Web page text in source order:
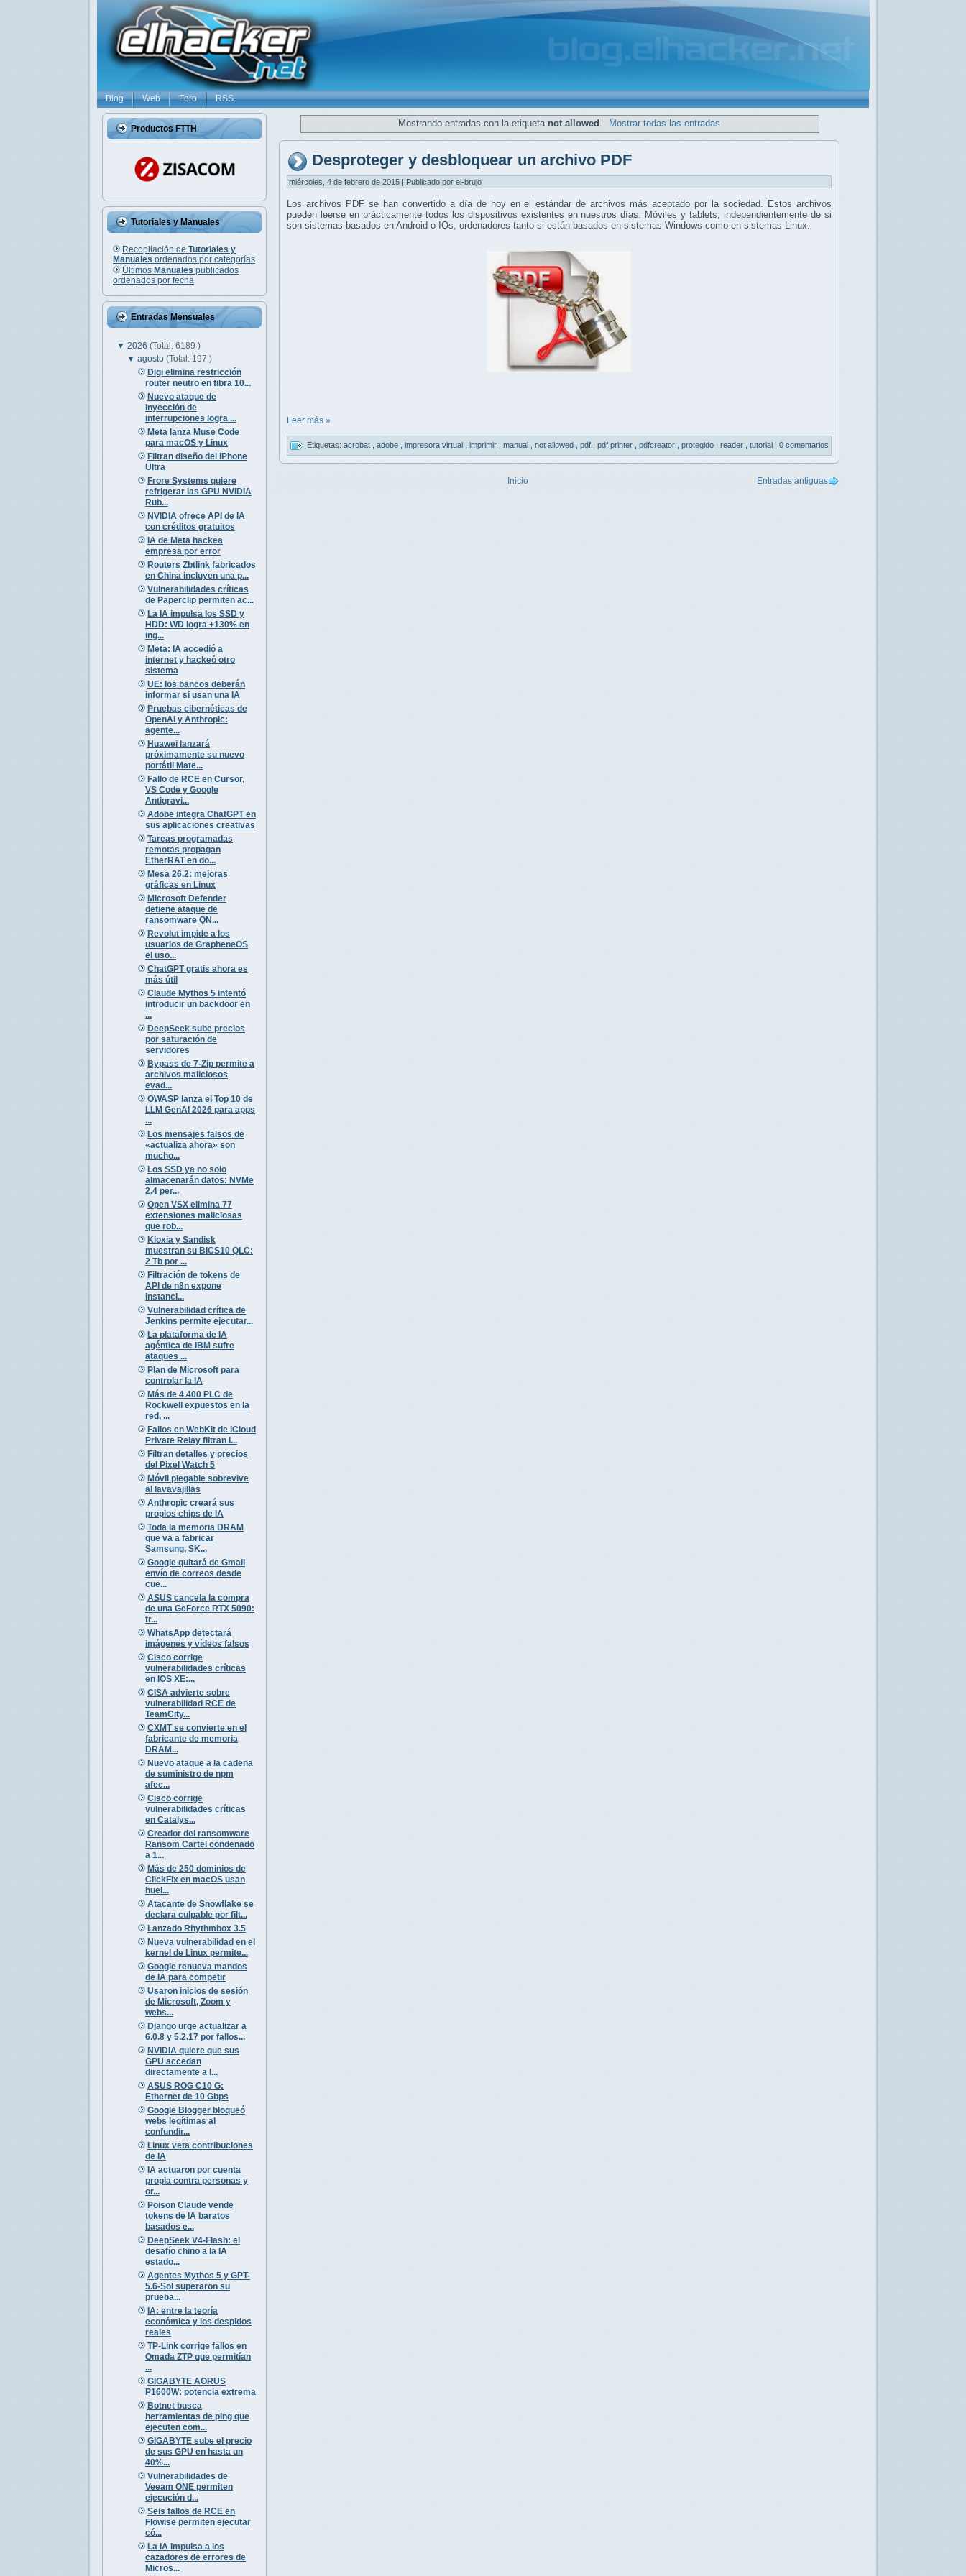
Blog Web Foro RSS
Productos FTTH
Tutoriales y Manuales
Recopilación de Tutoriales y
Manuales ordenados por categorías
Últimos Manuales publicados
ordenados por fecha
Entradas Mensuales
▼ 2026 (Total: 6189 )
▼agosto(Total: 197 )
Digi elimina restricción
router neutro en fibra 10...
Nuevo ataque de
inyección de
interrupciones logra ...
Meta lanza Muse Code
para macOS y Linux
Filtran diseño del iPhone
Ultra
Frore Systems quiere
refrigerar las GPU NVIDIA
Rub...
NVIDIA ofrece API de IA
con créditos gratuitos
IA de Meta hackea
empresa por error
Routers Zbtlink fabricados
en China incluyen una p...
Vulnerabilidades críticas
de Paperclip permiten ac...
La IA impulsa los SSD y
HDD: WD logra +130% en
ing...
Meta: IA accedió a
internet y hackeó otro
sistema
UE: los bancos deberán
informar si usan una IA
Pruebas cibernéticas de
OpenAI y Anthropic:
agente...
Huawei lanzará
próximamente su nuevo
portátil Mate...
Fallo de RCE en Cursor,
VS Code y Google
Antigravi...
Adobe integra ChatGPT en
sus aplicaciones creativas
Tareas programadas
remotas propagan
EtherRAT en do...
Mesa 26.2: mejoras
gráficas en Linux
Microsoft Defender
detiene ataque de
ransomware QN...
Revolut impide a los
usuarios de GrapheneOS
el uso...
ChatGPT gratis ahora es
más útil
Claude Mythos 5 intentó
introducir un backdoor en
...
DeepSeek sube precios
por saturación de
servidores
Bypass de 7-Zip permite a
archivos maliciosos
evad...
OWASP lanza el Top 10 de
LLM GenAI 2026 para apps
...
Los mensajes falsos de
«actualiza ahora» son
mucho...
Los SSD ya no solo
almacenarán datos: NVMe
2.4 per...
Open VSX elimina 77
extensiones maliciosas
que rob...
Kioxia y Sandisk
muestran su BiCS10 QLC:
2 Tb por ...
Filtración de tokens de
API de n8n expone
instanci...
Vulnerabilidad crítica de
Jenkins permite ejecutar...
La plataforma de IA
agéntica de IBM sufre
ataques ...
Plan de Microsoft para
controlar la IA
Más de 4.400 PLC de
Rockwell expuestos en la
red, ...
Fallos en WebKit de iCloud
Private Relay filtran I...
Filtran detalles y precios
del Pixel Watch 5
Móvil plegable sobrevive
al lavavajillas
Anthropic creará sus
propios chips de IA
Toda la memoria DRAM
que va a fabricar
Samsung, SK...
Google quitará de Gmail
envío de correos desde
cue...
ASUS cancela la compra
de una GeForce RTX 5090:
tr...
WhatsApp detectará
imágenes y vídeos falsos
Cisco corrige
vulnerabilidades críticas
en IOS XE:...
CISA advierte sobre
vulnerabilidad RCE de
TeamCity...
CXMT se convierte en el
fabricante de memoria
DRAM...
Nuevo ataque a la cadena
de suministro de npm
afec...
Cisco corrige
vulnerabilidades críticas
en Catalys...
Creador del ransomware
Ransom Cartel condenado
a 1...
Más de 250 dominios de
ClickFix en macOS usan
huel...
Atacante de Snowflake se
declara culpable por filt...
Lanzado Rhythmbox 3.5
Nueva vulnerabilidad en el
kernel de Linux permite...
Google renueva mandos
de IA para competir
Usaron inicios de sesión
de Microsoft, Zoom y
webs...
Django urge actualizar a
6.0.8 y 5.2.17 por fallos...
NVIDIA quiere que sus
GPU accedan
directamente a l...
ASUS ROG C10 G:
Ethernet de 10 Gbps
Google Blogger bloqueó
webs legítimas al
confundir...
Linux veta contribuciones
de IA
IA actuaron por cuenta
propia contra personas y
or...
Poison Claude vende
tokens de IA baratos
basados e...
DeepSeek V4-Flash: el
desafío chino a la IA
estado...
Agentes Mythos 5 y GPT-
5.6-Sol superaron su
prueba...
IA: entre la teoría
económica y los despidos
reales
TP-Link corrige fallos en
Omada ZTP que permitían
...
GIGABYTE AORUS
P1600W: potencia extrema
Botnet busca
herramientas de ping que
ejecuten com...
GIGABYTE sube el precio
de sus GPU en hasta un
40%...
Vulnerabilidades de
Veeam ONE permiten
ejecución d...
Seis fallos de RCE en
Flowise permiten ejecutar
có...
La IA impulsa a los
cazadores de errores de
Micros...
Mostrando entradas con la etiqueta not allowed Mostrar todas las entradas
Desproteger y desbloquear un archivo PDF
miércoles, 4 de febrero de 2015 | Publicado por el-brujo
Los archivos PDF se han convertido a día de hoy en el estándar de archivos más aceptado por la sociedad. Estos archivos
pueden leerse en prácticamente todos los dispositivos existentes en nuestros días. Móviles y tablets, independientemente de si
son sistemas basados en Android o IOs, ordenadores tanto si están basados en sistemas Windows como en sistemas Linux.
Leer más »
Etiquetas: acrobat adobe impresora virtual imprimir manual not allowed pdf pdf printer pdfcreator protegido reader tutorial | 0 comentarios
Entradas antiguas
Inicio